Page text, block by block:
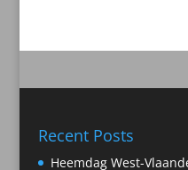
Recent Posts
Heemdag West-